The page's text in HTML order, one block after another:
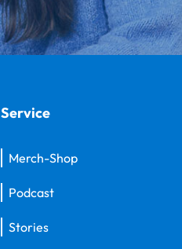
Service
Merch-Shop
Podcast
Stories